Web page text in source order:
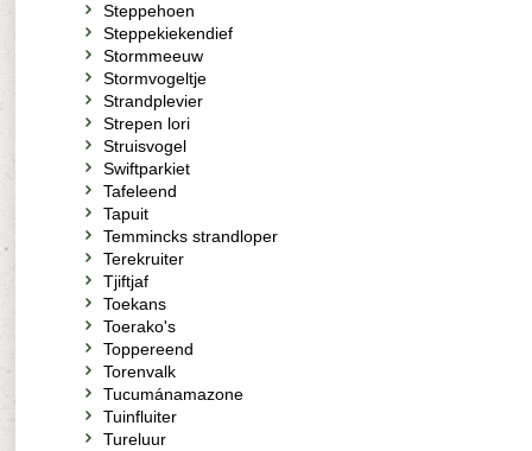
Steppehoen
Steppekiekendief
Stormmeeuw
Stormvogeltje
Strandplevier
Strepen lori
Struisvogel
Swiftparkiet
Tafeleend
Tapuit
Temmincks strandloper
Terekruiter
Tjiftjaf
Toekans
Toerako's
Toppereend
Torenvalk
Tucumánamazone
Tuinfluiter
Tureluur